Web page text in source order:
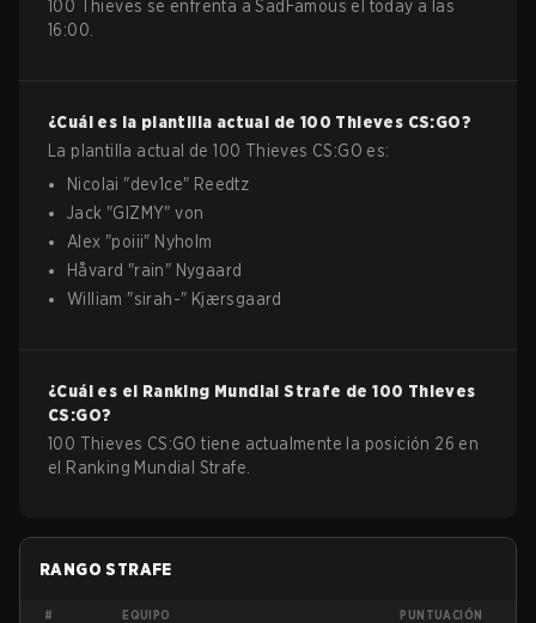
100 Thieves se enfrenta a SadFamous el today a las
16:00.
¿Cuál es la plantilla actual de 100 Thieves CS:GO?
La plantilla actual de100 Thieves CS:GO es:
Nicolai "dev1ce" Reedtz
Jack "GIZMY"von
Alex "poiii" Nyholm
Håvard "rain" Nygaard
William "sirah-" Kjærsgaard
¿Cuál es el Ranking Mundial Strafe de100 Thieves
CS:GO?
100 Thieves CS:GO tiene actualmente la posición 26 en
el Ranking Mundial Strafe.
RANGO STRAFE
# EQUIPO PUNTUACIÓN